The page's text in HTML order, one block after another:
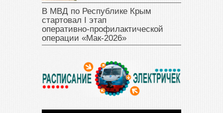
В МВД по Республике Крым
стартовал I этап
оперативно‑профилактической
операции «Мак‑2026»